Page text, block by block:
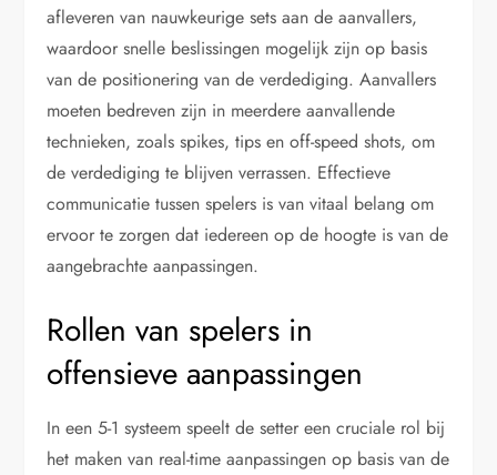
afleveren van nauwkeurige sets aan de aanvallers,
waardoor snelle beslissingen mogelijk zijn op basis
van de positionering van de verdediging. Aanvallers
moeten bedreven zijn in meerdere aanvallende
technieken, zoals spikes, tips en off-speed shots, om
de verdediging te blijven verrassen. Effectieve
communicatie tussen spelers is van vitaal belang om
ervoor te zorgen dat iedereen op de hoogte is van de
aangebrachte aanpassingen.
Rollen van spelers in
offensieve aanpassingen
In een 5-1 systeem speelt de setter een cruciale rol bij
het maken van real-time aanpassingen op basis van de